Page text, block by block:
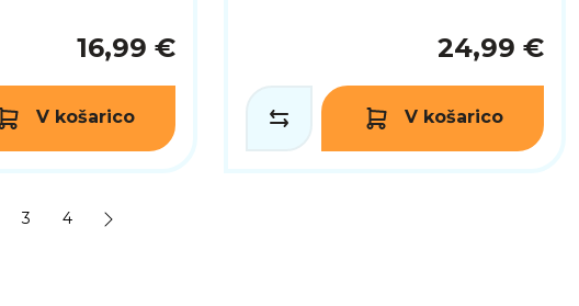
16,99 €
V košarico
24,99 €
V košarico
3 4